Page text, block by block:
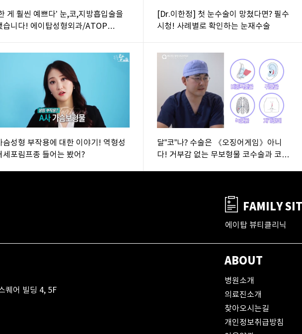
게 훨씬 예쁘다’ 눈,코,지방흡입술을
습니다! 에이탑성형외과/ATOP
[Dr.이한정] 첫 눈수술이 망쳤다면? 필수
시청! 사례별로 확인하는 눈재수술
슴성형 부작용에 대한 이야기! 역형성
세포림프종 들어는 봤어?
달”코”나? 수술은 《오징어게임》아니
다! 거부감 없는 무보형물 코수술과 코재
FAMILY
에이탑 뷰티클리닉
퀘어 빌딩 4, 5F
ABOUT
병원소개
의료진소개
찾아오시는길
개인정보취급방침